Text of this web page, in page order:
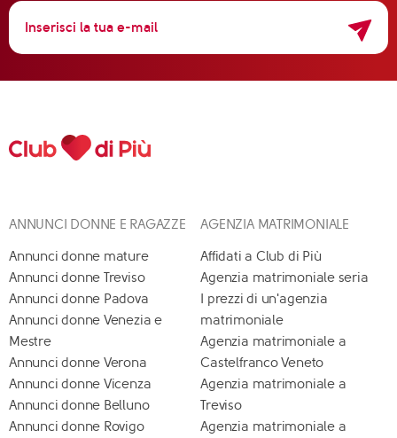
ANNUNCI DONNE E RAGAZZE
Annunci donne mature
Annunci donne Treviso
Annunci donne Padova
Annunci donne Venezia e
Mestre
Annunci donne Verona
Annunci donne Vicenza
Annunci donne Belluno
Annunci donne Rovigo
AGENZIA MATRIMONIALE
Affidati a Club di Più
Agenzia matrimoniale seria
I prezzi di un'agenzia
matrimoniale
Agenzia matrimoniale a
Castelfranco Veneto
Agenzia matrimoniale a
Treviso
Agenzia matrimoniale a